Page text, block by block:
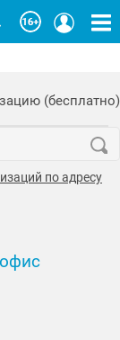
(бесплатно)
по адресу